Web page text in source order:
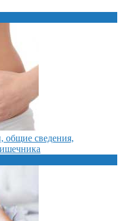
общие сведения,